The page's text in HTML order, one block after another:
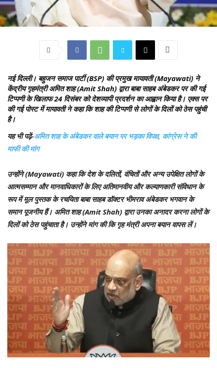
नई दिल्ली। बहुजन समाज पार्टी (BSP) की प्रमुख मायावती (Mayawati) ने
केंद्रीय गृहमंत्री अमित शाह (Amit Shah) द्वारा बाबा साहब अंबेडकर पर की गई
टिप्पणी के खिलाफ 24 दिसंबर को देशव्यापी प्रदर्शन का आह्वान किया है। एक्स पर
की गई पोस्ट में मायावती ने कहा कि शाह की टिप्पणी से लोगों के दिलों को ठेस पहुंची
है।
यह भी पढ़ें-अमित शाह के अंबेडकर वाले बयान पर भड़का विपक्ष, कांग्रेस ने की
माफी की मांग
उन्होंने (Mayawati) कहा कि देश के दलितों, वंचितों और अन्य उपेक्षित लोगों के
आत्मसम्मान और मानवाधिकारों के लिए अतिमानवीय और कल्याणकारी संविधान के
रूप में मूल पुस्तक के रचयिता बाबा साहब डॉक्टर भीमराव अंबेडकर भगवान के
समान पूजनीय हैं। अमित शाह (Amit Shah) द्वारा उनका अनादर करना लोगों के
दिलों को ठेस पहुंचाता है। उन्होंने मांग की कि गृह मंत्री अपना बयान वापस लें।